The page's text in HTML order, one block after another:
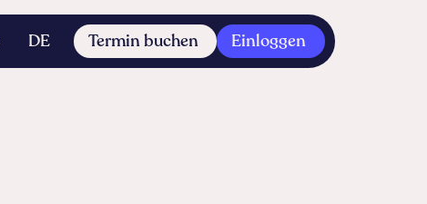
DE Termin buchen Einloggen